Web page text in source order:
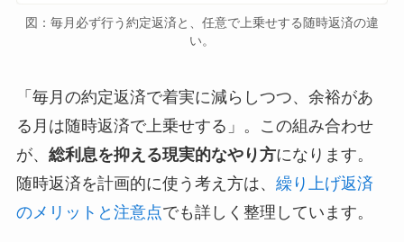
図：毎月必ず行う約定返済と、任意で上乗せする随時返済の違
い。
「毎月の約定返済で着実に減らしつつ、余裕があ
る月は随時返済で上乗せする」。この組み合わせ
が、 総利息を抑える現実的なやり方になります。
随時返済を計画的に使う考え方は、 繰り上げ返済
のメリットと注意点でも詳しく整理しています。